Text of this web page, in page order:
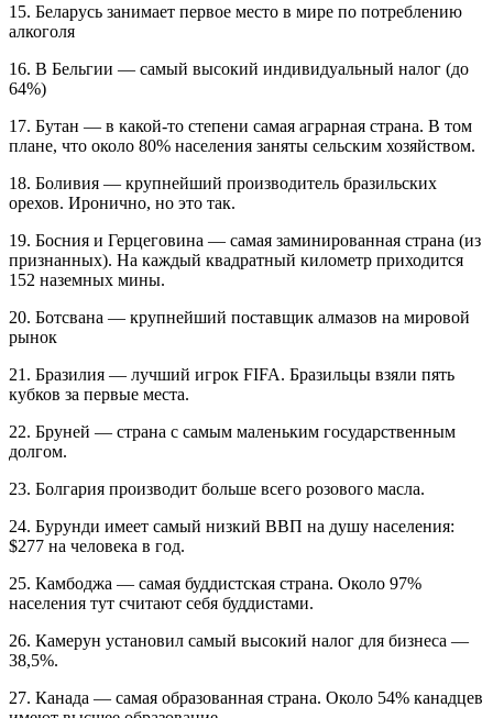
15. Беларусь занимает первое место в мире по потреблению
алкоголя
16. В Бельгии — самый высокий индивидуальный налог (до
64%)
17. Бутан — в какой-то степени самая аграрная страна. В том
плане, что около 80% населения заняты сельским хозяйством.
18. Боливия — крупнейший производитель бразильских
орехов. Иронично, но это так.
19. Босния и Герцеговина — самая заминированная страна (из
признанных). На каждый квадратный километр приходится
152 наземных мины.
20. Ботсвана — крупнейший поставщик алмазов на мировой
рынок
21. Бразилия — лучший игрок FIFA. Бразильцы взяли пять
кубков за первые места.
22. Бруней — страна с самым маленьким государственным
долгом.
23. Болгария производит больше всего розового масла.
24. Бурунди имеет самый низкий ВВП на душу населения:
$277 на человека в год.
25. Камбоджа — самая буддистская страна. Около 97%
населения тут считают себя буддистами.
26. Камерун установил самый высокий налог для бизнеса —
38,5%.
27. Канада — самая образованная страна. Около 54% канадцев